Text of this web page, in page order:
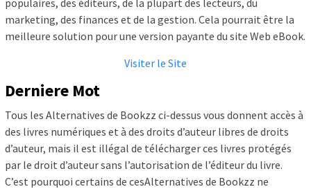
marketing, des finances et de la gestion. Cela pourrait être la
meilleure solution pour une version payante du site Web eBook.
Visiter le Site
Derniere Mot
Tous les Alternatives de Bookzz ci-dessus vous donnent accès à
des livres numériques et à des droits d’auteur libres de droits
d’auteur, mais il est illégal de télécharger ces livres protégés
par le droit d’auteur sans l’autorisation de l’éditeur du livre.
C’est pourquoi certains de cesAlternatives de Bookzz ne